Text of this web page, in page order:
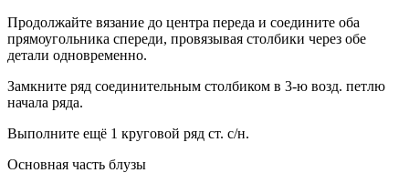
Продолжайте вязание до центра переда и соедините оба
прямоугольника спереди, провязывая столбики через обе
детали одновременно.
Замкните ряд соединительным столбиком в 3-ю возд. петлю
начала ряда.
Выполните ещё 1 круговой ряд ст. с/н.
Основная часть блузы